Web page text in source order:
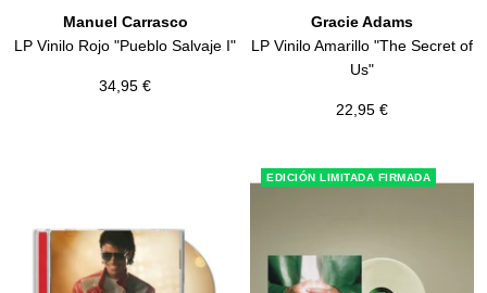
Manuel Carrasco
LP Vinilo Rojo "Pueblo Salvaje I"
Precio
34,95 €
Gracie Adams
LP Vinilo Amarillo "The Secret of
Us"
Precio
22,95 €
EDICIÓN LIMITADA FIRMADA